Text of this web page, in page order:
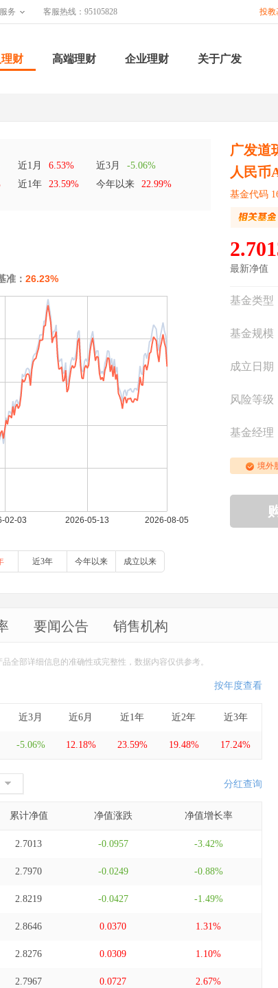
务 客服热线：95105828 投教
财 高端理财 企业理财 关于广发
近1月 6.53% 近3月
-5.06%
近1年 23.59% 今年以来 22.99%
准： 26.23%
近3年 今年以来 成立以来
广发道
人民币
基金代码
最新净值
基金类型
基金规模
成立日期
风险等级
基金经理
境外
要闻公告 销售机构
全部详细信息的准确性或完整性，数据内容仅供参考。
按年度查看
近3月 近6月 近1年 近2年 近3年
-5.06% 12.18% 23.59% 19.48% 17.24%
分红查询
累计净值 净值涨跌 净值增长率
2.7013 -0.0957 -3.42%
2.7970 -0.0249 -0.88%
2.8219 -0.0427 -1.49%
2.8646 0.0370 1.31%
2.8276 0.0309 1.10%
2.7967 0.0727 2.67%